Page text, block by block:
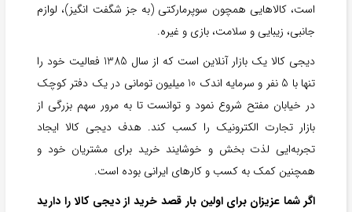
است، کالاهایی همچون سوپرمارکتی (به جز شگفت انگیز)، لوازم
جانبی، زیبایی و سلامت، بازی و غیره.
دیجی کالا یک بازار آنلاین است که از سال 1385 فعالیت خود را
تنها با 5 نفر و سرمایه اندک 10 میلیون تومانی در یک دفتر کوچک
در خیابان مفتح شروع نمود و توانست تا به مرور سهم بزرگی از
بازار تجارت الکترونیک را کسب کند. هدف دیجی کالا ایجاد
تجربه‌ایی لذت بخش و خوشایند خرید برای مشتریان خود و
همچنین کمک به کسب و کارهای ایرانی بوده است.
اگر شما عزیزان برای اولین بار قصد خرید از دیجی کالا را دارید